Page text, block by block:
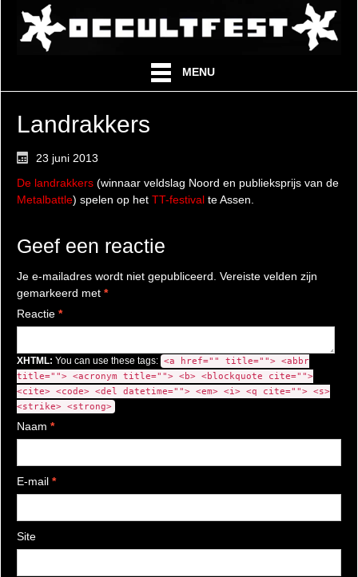
MENU
Landrakkers
23 juni 2013
De landrakkers (winnaar veldslag Noord en publieksprijs van de
Metalbattle) spelen op het TT-festival te Assen.
Geef een reactie
Je e-mailadres wordt niet gepubliceerd. Vereiste velden zijn
gemarkeerd met *
Reactie *
XHTML: You can use these tags: <a href="" title=""> <abbr
title=""> <acronym title=""> <b> <blockquote cite="">
<cite> <code> <del datetime=""> <em> <i> <q cite=""> <s>
<strike> <strong>
Naam *
E-mail *
Site